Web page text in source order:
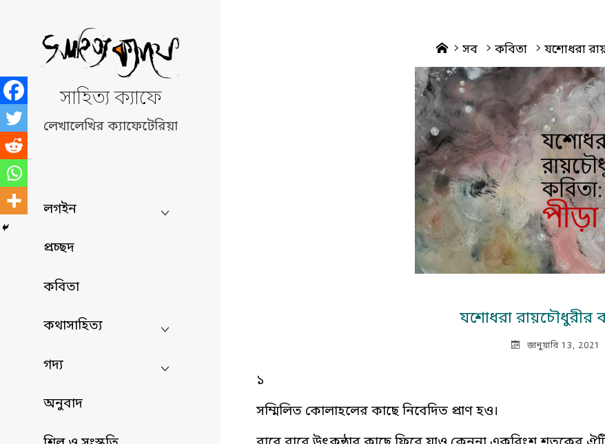
content
সাহিত্য ক্যাফে
লেখালেখির ক্যাফেটেরিয়া
লগইন
প্রচ্ছদ
কবিতা
কথাসাহিত্য
গদ্য
অনুবাদ
Home
সব কবিতা যশোধরা
যশোধরা রায়চৌধুরীর
জানুয়ারি 13, 2021
১
সম্মিলিত কোলাহলের কাছে নিবেদিত প্রাণ হও।